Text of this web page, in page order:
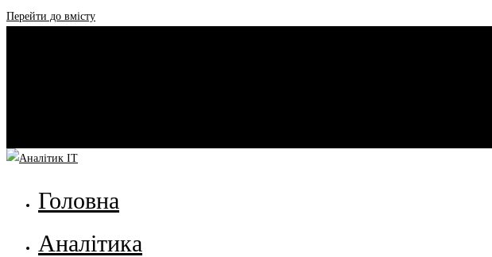
Перейти до вмісту
Головна
Аналітика